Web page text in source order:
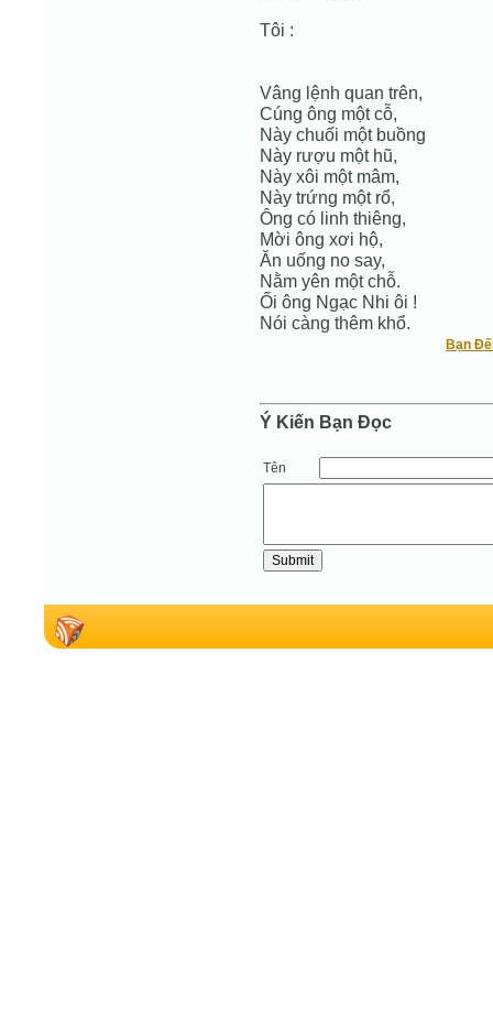
Tôi :
Vâng lệnh quan trên,
Cúng ông một cỗ,
Này chuối một buồng
Này rượu một hũ,
Này xôi một mâm,
Này trứng một rổ,
Ông có linh thiêng,
Mời ông xơi hộ,
Ăn uống no say,
Nằm yên một chỗ.
Ối ông Ngạc Nhi ôi !
Nói càng thêm khổ.
Bạn
Ý Kiến Bạn Ðọc
Tên